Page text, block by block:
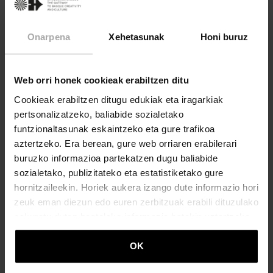
Onarpena Xehetasunak Honi buruz
Web orri honek cookieak erabiltzen ditu
Cookieak erabiltzen ditugu edukiak eta iragarkiak
pertsonalizatzeko, baliabide sozialetako
funtzionaltasunak eskaintzeko eta gure trafikoa
aztertzeko. Era berean, gure web orriaren erabilerari
buruzko informazioa partekatzen dugu baliabide
sozialetako, publizitateko eta estatistiketako gure
hornitzaileekin. Horiek aukera izango dute informazio hori
zeuk eman diezun edo euren zerbitzuak erabili dituzulako
OK
jorratzearekin batera, nazioarteko onespena iritsi da, eta
daiteke.